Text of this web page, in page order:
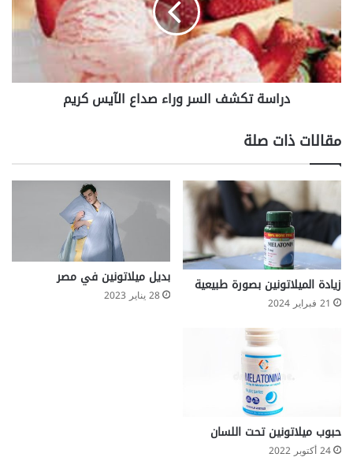
ل
ش
د
ا
ل
ة
ت
ك
ش
ف
س
ر
و
ر
ء
ص
د
ا
ع
ا
ل
م
دراسة تكشف السر وراء صداع الآيس كريم
مقالات ذات صلة
زيادة الميلاتونين بصورة طبيعية
21 فبراير 2024
بديل ميلاتونين في مصر
28 يناير 2023
حبوب ميلاتونين تحت اللسان
24 أكتوبر 2022